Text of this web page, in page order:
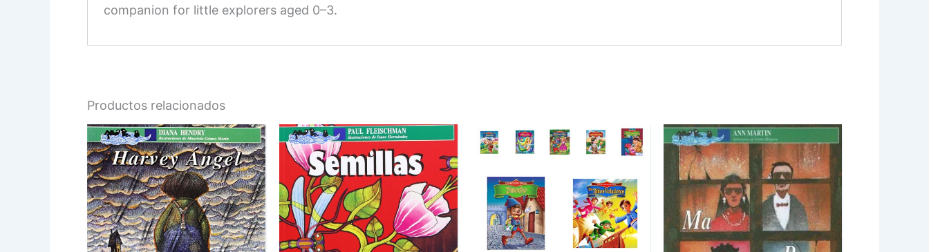
companion for little explorers aged 0–3.
Productos relacionados